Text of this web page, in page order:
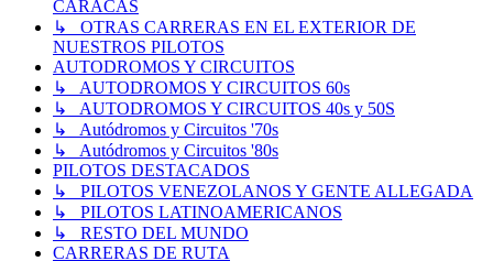
CARACAS
↳ OTRAS CARRERAS EN EL EXTERIOR DE
NUESTROS PILOTOS
AUTODROMOS Y CIRCUITOS
↳ AUTODROMOS Y CIRCUITOS 60s
↳ AUTODROMOS Y CIRCUITOS 40s y 50S
↳ Autódromos y Circuitos '70s
↳ Autódromos y Circuitos '80s
PILOTOS DESTACADOS
↳ PILOTOS VENEZOLANOS Y GENTE ALLEGADA
↳ PILOTOS LATINOAMERICANOS
↳ RESTO DEL MUNDO
CARRERAS DE RUTA